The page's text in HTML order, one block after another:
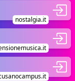
nostalgia.it